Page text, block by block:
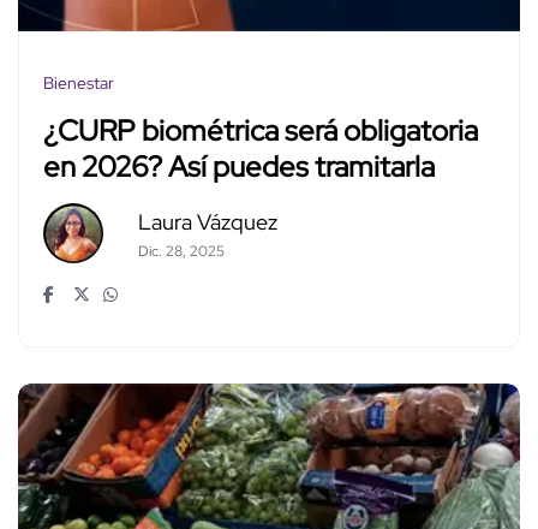
Bienestar
¿CURP biométrica será obligatoria
en 2026? Así puedes tramitarla
Laura Vázquez
Dic. 28, 2025